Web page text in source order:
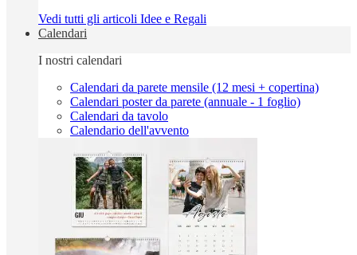
Vedi tutti gli articoli Idee e Regali
Calendari
I nostri calendari
Calendari da parete mensile (12 mesi + copertina)
Calendari poster da parete (annuale - 1 foglio)
Calendari da tavolo
Calendario dell'avvento